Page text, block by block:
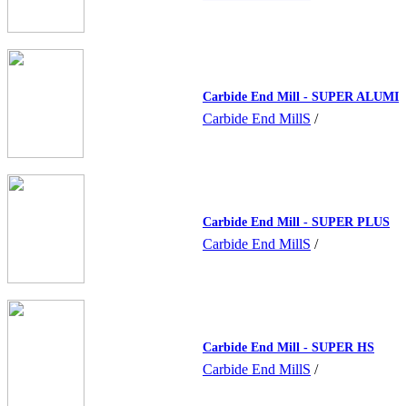
Carbide End Mill - SUPER ALUMI
Carbide End MillS /
Carbide End Mill - SUPER PLUS
Carbide End MillS /
Carbide End Mill - SUPER HS
Carbide End MillS /